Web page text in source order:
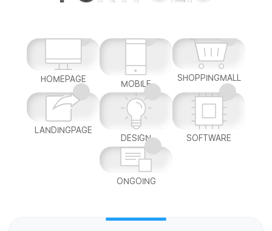
HOMEPAGE MOBILE
SHOPPINGMALL
LANDINGPAGE
DESIGN
SOFTWARE
ONGOING